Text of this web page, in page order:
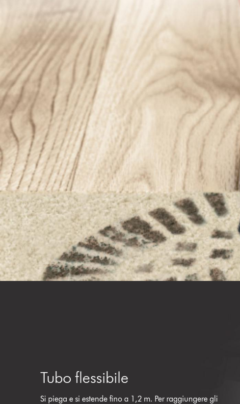
Tubo flessibile
Si piega e si estende fino a 1,2 m. Per raggiungere gli